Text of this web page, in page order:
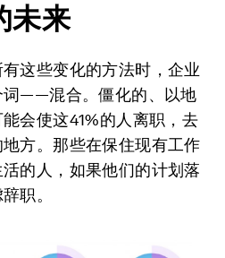
未来
这些变化的方法时，企业
词——混合。僵化的、以地
会使这41%的人离职，去
方。那些在保住现有工作
的人，如果他们的计划落
职。